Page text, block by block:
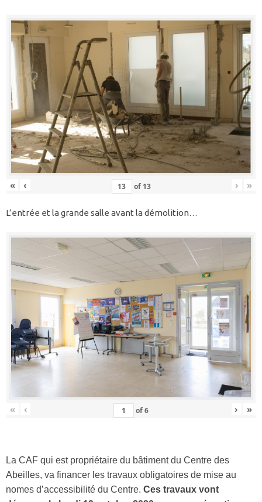
« ‹ of 13 › »
L’entrée et la grande salle avant la démolition…
« ‹ of6 › »
La CAF qui est propriétaire du bâtiment du Centre des
Abeilles, va financer les travaux obligatoires de mise au
nomes d’accessibilité du Centre. Ces travaux vont